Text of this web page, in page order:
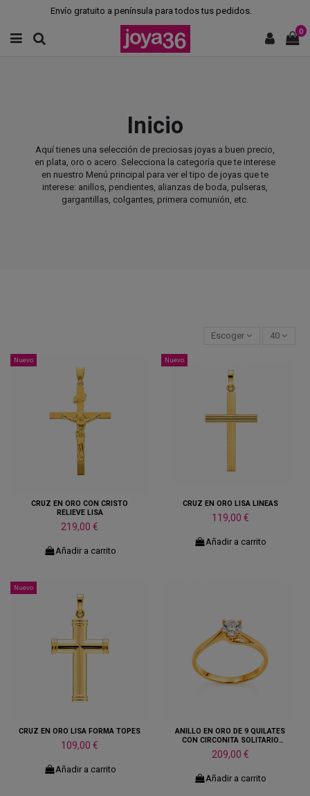
Envío gratuito a península para todos tus pedidos.
0
Inicio
Aquí tienes una selección de preciosas joyas a buen precio,
en plata, oro o acero. Selecciona la categoría que te interese
en nuestro Menú principal para ver el tipo de joyas que te
interese: anillos, pendientes, alianzas de boda, pulseras,
gargantillas, colgantes, primera comunión, etc.
Escoger 40
Nuevo
CRUZ EN ORO CON CRISTO
RELIEVE LISA
219,00 €
Añadir a carrito
Nuevo
CRUZ EN ORO LISA LINEAS
119,00 €
Añadir a carrito
Nuevo
CRUZ EN ORO LISA FORMA TOPES
109,00 €
Añadir a carrito
ANILLO EN ORO DE 9 QUILATES
CON CIRCONITA SOLITARIO
ENLAZADO
209,00 €
Añadir a carrito